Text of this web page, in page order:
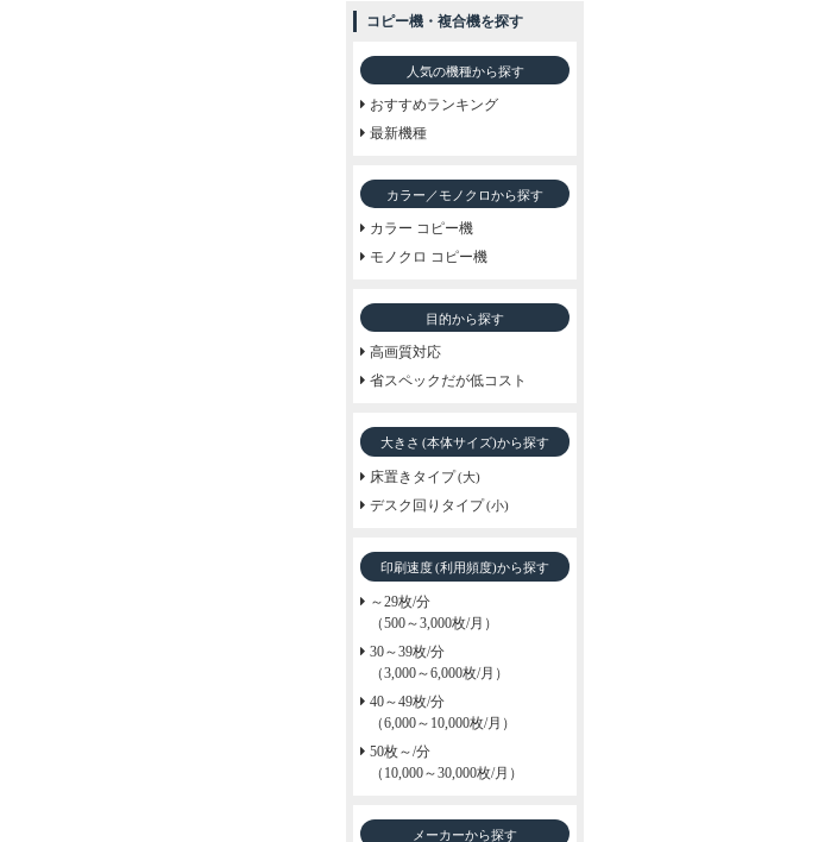
コピー機・複合機を探す
人気の機種から探す
おすすめランキング
最新機種
カラー／モノクロから探す
カラー コピー機
モノクロ コピー機
目的から探す
高画質対応
省スペックだが低コスト
大きさ (本体サイズ)から探す
床置きタイプ (大)
デスク回りタイプ (小)
印刷速度(利用頻度)から探す
～29枚/分
（500～3,000枚/月）
30～39枚/分
（3,000～6,000枚/月）
40～49枚/分
（6,000～10,000枚/月）
50枚～/分
（10,000～30,000枚/月）
メーカーから探す